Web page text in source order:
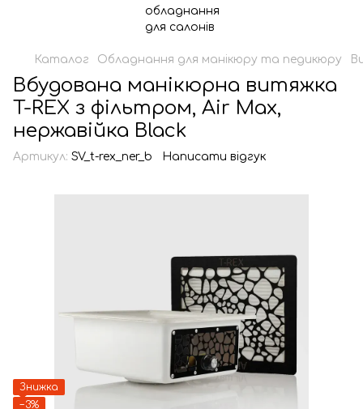
Каталог Обладнання для манікюру та педикюру
Вбудована манікюрна витяжка
T-REX з фільтром, Air Max,
нержавійка Black
Артикул: SV_t-rex_ner_b Написати відгук
Знижка
−3%